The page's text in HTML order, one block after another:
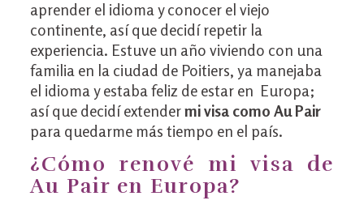
aprender el idioma y conocer el viejo
continente, así que decidí repetir la
experiencia. Estuve un año viviendo con una
familia en la ciudad de Poitiers, ya manejaba
el idioma y estaba feliz de estar en Europa;
así que decidí extendermi visa como Au Pair
para quedarme más tiempo en el país.
¿Cómo renové mi visa de
Au Pair en Europa?